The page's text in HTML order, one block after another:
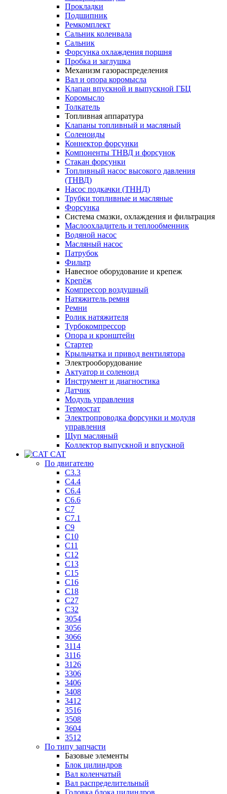
Прокладки
Подшипник
Ремкомплект
Сальник коленвала
Сальник
Форсунка охлаждения поршня
Пробка и заглушка
Механизм газораспределения
Вал и опора коромысла
Клапан впускной и выпускной ГБЦ
Коромысло
Толкатель
Топливная аппаратура
Клапаны топливный и масляный
Соленоиды
Коннектор форсунки
Компоненты ТНВД и форсунок
Стакан форсунки
Топливный насос высокого давления
(ТНВД)
Насос подкачки (ТННД)
Трубки топливные и масляные
Форсунка
Система смазки, охлаждения и фильтрация
Маслоохладитель и теплообменник
Водяной насос
Масляный насос
Патрубок
Фильтр
Навесное оборудование и крепеж
Крепёж
Компрессор воздушный
Натяжитель ремня
Ремни
Ролик натяжителя
Турбокомпрессор
Опора и кронштейн
Стартер
Крыльчатка и привод вентилятора
Электрооборудование
Актуатор и соленоид
Инструмент и диагностика
Датчик
Модуль управления
Термостат
Электропроводка форсунки и модуля
управления
Щуп масляный
Коллектор выпускной и впускной
CAT
По двигателю
C3.3
C4.4
C6.4
C6.6
C7
C7.1
C9
C10
C11
C12
C13
C15
C16
C18
C27
C32
3054
3056
3066
3114
3116
3126
3306
3406
3408
3412
3516
3508
3604
3512
По типу запчасти
Базовые элементы
Блок цилиндров
Вал коленчатый
Вал распределительный
Головка блока цилиндров